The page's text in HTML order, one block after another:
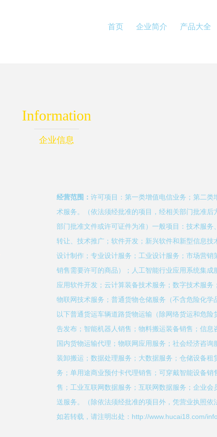
首页 企业简介 产品大全
Information
企业信息
经营范围： 许可项目：第一类增值电信业务；第二
术服务。（依法须经批准的项目，经相关部门批准
部门批准文件或许可证件为准）一般项目：技术服
转让、技术推广；软件开发；新兴软件和新型信息
设计制作；专业设计服务；工业设计服务；市场营
销售需要许可的商品）；人工智能行业应用系统集
应用软件开发；云计算装备技术服务；数字技术服务
物联网技术服务；普通货物仓储服务（不含危险化
以下普通货运车辆道路货物运输（除网络货运和危
告发布；智能机器人销售；物料搬运装备销售；信息
国内货物运输代理；物联网应用服务；社会经济咨询
装卸搬运；数据处理服务；大数据服务；仓储设备
务；单用途商业预付卡代理销售；可穿戴智能设备
售；工业互联网数据服务；互联网数据服务；企业
送服务。（除依法须经批准的项目外，凭营业执照依
如若转载，请注明出处：http://www.hucai18.com/